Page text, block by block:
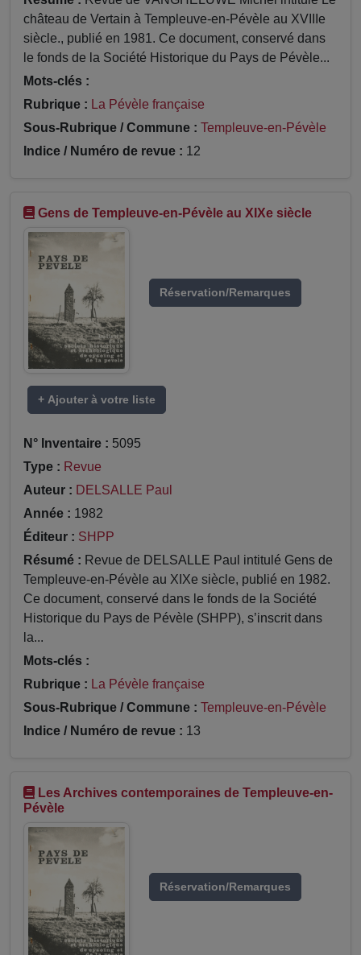
château de Vertain à Templeuve-en-Pévèle au XVIIIe
siècle., publié en 1981. Ce document, conservé dans
le fonds de la Société Historique du Pays de Pévèle...
Mots-clés :
Rubrique : La Pévèle française
Sous-Rubrique / Commune : Templeuve-en-Pévèle
Indice / Numéro de revue : 12
Gens de Templeuve-en-Pévèle au XIXe siècle
Réservation/Remarques
+ Ajouter à votre liste
N° Inventaire : 5095
Type : Revue
Auteur : DELSALLE Paul
Année : 1982
Éditeur : SHPP
Résumé : Revue de DELSALLE Paul intitulé Gens de
Templeuve-en-Pévèle au XIXe siècle, publié en 1982.
Ce document, conservé dans le fonds de la Société
Historique du Pays de Pévèle (SHPP), s’inscrit dans
la...
Mots-clés :
Rubrique : La Pévèle française
Sous-Rubrique / Commune : Templeuve-en-Pévèle
Indice / Numéro de revue : 13
Les Archives contemporaines de Templeuve-en-
Pévèle
Réservation/Remarques